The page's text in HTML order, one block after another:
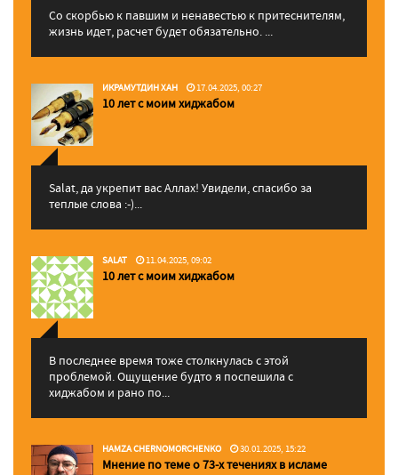
Со скорбью к павшим и ненавестью к притеснителям,
жизнь идет, расчет будет обязательно. ...
ИКРАМУТДИН ХАН 17.04.2025, 00:27
10 лет с моим хиджабом
Salat, да укрепит вас Аллаx! Увидели, спасибо за
теплые слова :-)...
SALAT 11.04.2025, 09:02
10 лет с моим хиджабом
В последнее время тоже столкнулась с этой
проблемой. Ощущение будто я поспешила с
хиджабом и рано по...
HAMZA CHERNOMORCHENKO 30.01.2025, 15:22
Мнение по теме о 73-х течениях в исламе